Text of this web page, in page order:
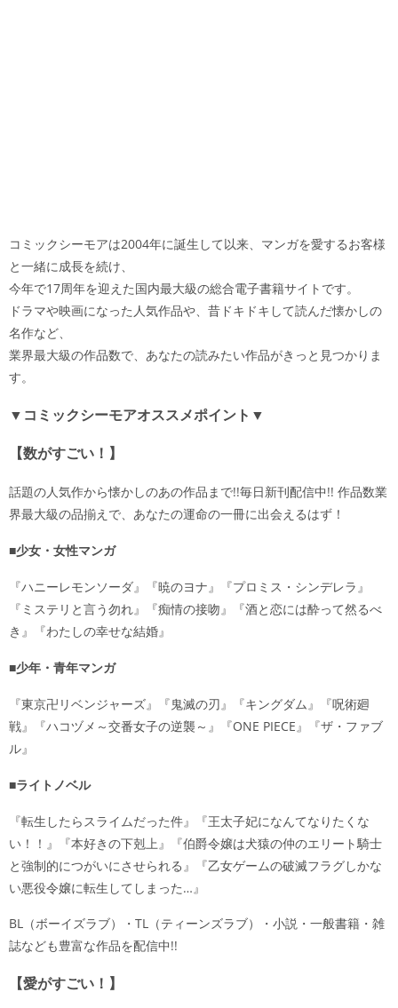
コミックシーモアは2004年に誕生して以来、マンガを愛するお客様
と一緒に成長を続け、
今年で17周年を迎えた国内最大級の総合電子書籍サイトです。
ドラマや映画になった人気作品や、昔ドキドキして読んだ懐かしの
名作など、
業界最大級の作品数で、あなたの読みたい作品がきっと見つかりま
す。
▼コミックシーモアオススメポイント▼
【数がすごい！】
話題の人気作から懐かしのあの作品まで!!毎日新刊配信中!! 作品数業
界最大級の品揃えで、あなたの運命の一冊に出会えるはず！
■少女・女性マンガ
『ハニーレモンソーダ』『暁のヨナ』『プロミス・シンデレラ』
『ミステリと言う勿れ』『痴情の接吻』『酒と恋には酔って然るべ
き』『わたしの幸せな結婚』
■少年・青年マンガ
『東京卍リベンジャーズ』『鬼滅の刃』『キングダム』『呪術廻
戦』『ハコヅメ～交番女子の逆襲～』『ONE PIECE』『ザ・ファブ
ル』
■ライトノベル
『転生したらスライムだった件』『王太子妃になんてなりたくな
い！！』『本好きの下剋上』『伯爵令嬢は犬猿の仲のエリート騎士
と強制的につがいにさせられる』『乙女ゲームの破滅フラグしかな
い悪役令嬢に転生してしまった…』
BL（ボーイズラブ）・TL（ティーンズラブ）・小説・一般書籍・雑
誌なども豊富な作品を配信中!!
【愛がすごい！】